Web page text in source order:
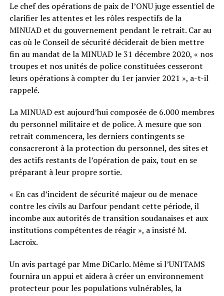
Le chef des opérations de paix de l’ONU juge essentiel de
clarifier les attentes et les rôles respectifs de la
MINUAD et du gouvernement pendant le retrait. Car au
cas où le Conseil de sécurité déciderait de bien mettre
fin au mandat de la MINUAD le 31 décembre 2020, « nos
troupes et nos unités de police constituées cesseront
leurs opérations à compter du 1er janvier 2021 », a-t-il
rappelé.
La MINUAD est aujourd’hui composée de 6.000 membres
du personnel militaire et de police. À mesure que son
retrait commencera, les derniers contingents se
consacreront à la protection du personnel, des sites et
des actifs restants de l’opération de paix, tout en se
préparant à leur propre sortie.
« En cas d’incident de sécurité majeur ou de menace
contre les civils au Darfour pendant cette période, il
incombe aux autorités de transition soudanaises et aux
institutions compétentes de réagir », a insisté M.
Lacroix.
Un avis partagé par Mme DiCarlo. Même si l’UNITAMS
fournira un appui et aidera à créer un environnement
protecteur pour les populations vulnérables, la